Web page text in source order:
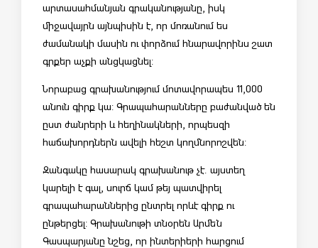
արտասահմանյան գրականությանը, իսկ
միջավայրն այնպիսին է, որ մոռանում ես
ժամանակի մասին ու փորձում հնարավորինս շատ
գրքեր աչքի անցկացնել:
Նորաբաց գրախանությում մոտավորապես 11,000
անուն գիրք կա: Գրապահարանները բաժանված են
ըստ ժանրերի և հեղինակների, որպեսզի
հաճախորդներն ավելի հեշտ կողմնորոշվեն:
Զանգակը հասարակ գրախանութ չէ. այստեղ
կարելի է գալ, սուրճ կամ թեյ պատվիրել
գրապահարաններից ընտրել որևէ գիրք ու
ընթերցել: Գրախանութի տնօրեն Արմեն
Գասպարյանը նշեց, որ ինտերիերի հարցում